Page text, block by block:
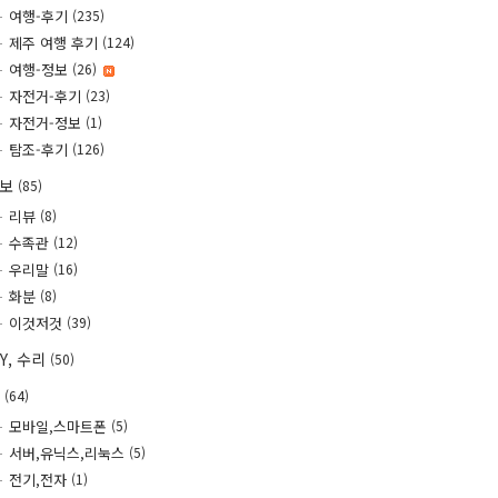
여행-후기 (235)
제주 여행 후기 (124)
여행-정보 (26)
자전거-후기 (23)
자전거-정보 (1)
탐조-후기 (126)
(85)
리뷰 (8)
수족관 (12)
우리말 (16)
화분 (8)
이것저것 (39)
수리 (50)
(64)
모바일,스마트폰 (5)
서버,유닉스,리눅스 (5)
전기,전자 (1)